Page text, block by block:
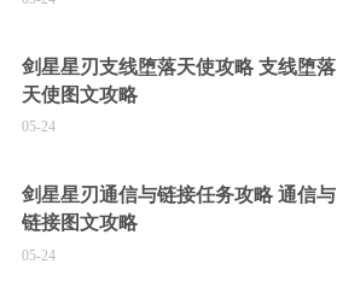
剑星星刃支线堕落天使攻略 支线堕落
天使图文攻略
05-24
剑星星刃通信与链接任务攻略 通信与
链接图文攻略
05-24